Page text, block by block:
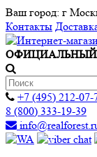
Ваш город: г
Контакты
ОФИЦИАЛЬНЫЙ
+7 (495) 212-07-
8 (800) 333-19-39